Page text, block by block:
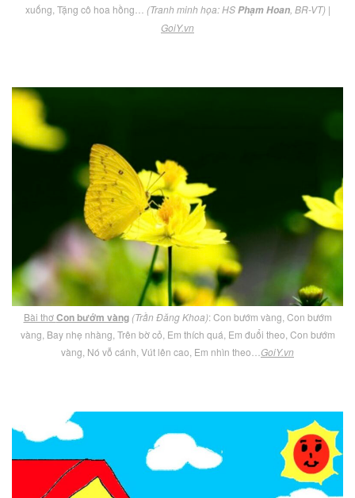
xuống, Tặng cô hoa hồng… (Tranh minh họa: HSPhạm Hoan, BR-VT)|
GoiY.vn
Bài thơCon bướm vàng (Trần Đăng Khoa): Con bướm vàng, Con bướm
vàng, Bay nhẹ nhàng, Trên bờ cỏ, Em thích quá, Em đuổi theo, Con bướm
vàng, Nó vỗ cánh, Vút lên cao, Em nhìn theo… GoiY.vn